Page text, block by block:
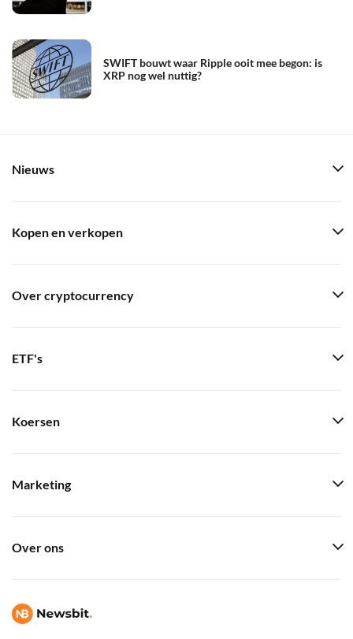
SWIFT bouwt waar Ripple ooit mee begon: is
XRP nog wel nuttig?
Nieuws
Kopen en verkopen
Over cryptocurrency
ETF's
Koersen
Marketing
Over ons